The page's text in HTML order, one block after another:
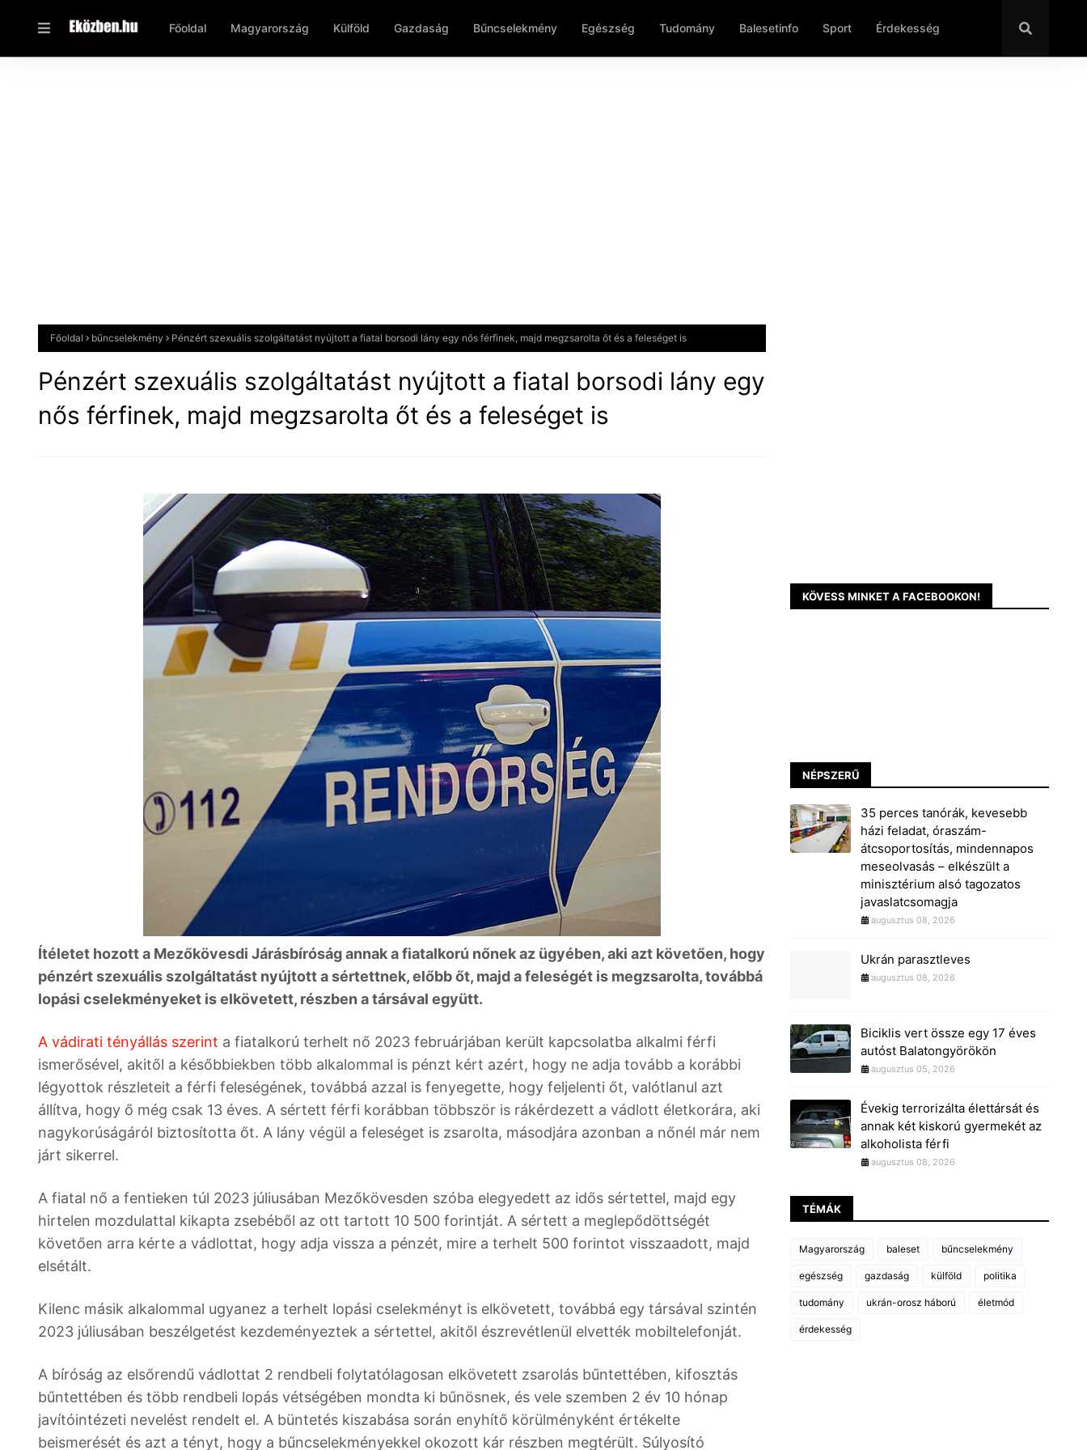
Főoldal Magyarország Külföld Gazdaság Bűncselekmény Egészség Tudomány Balesetinfo Sport Érdekesség
Főoldal bűncselekmény Pénzért szexuális szolgáltatást nyújtott a fiatal borsodi lány egy nős férfinek, majd megzsarolta őt és a feleséget is
Pénzért szexuális szolgáltatást nyújtott a fiatal borsodi lány egy
nős férfinek, majd megzsarolta őt és a feleséget is
Ítéletet hozott a Mezőkövesdi Járásbíróság annak a fiatalkorú nőnek az ügyében, aki azt követően, hogy
pénzért szexuális szolgáltatást nyújtott a sértettnek, előbb őt, majd a feleségét is megzsarolta, továbbá
lopási cselekményeket is elkövetett, részben a társával együtt.
A vádirati tényállás szerint a fiatalkorú terhelt nő 2023 februárjában került kapcsolatba alkalmi férfi
ismerősével, akitől a későbbiekben több alkalommal is pénzt kért azért, hogy ne adja tovább a korábbi
légyottok részleteit a férfi feleségének, továbbá azzal is fenyegette, hogy feljelenti őt, valótlanul azt
állítva, hogy ő még csak 13 éves. A sértett férfi korábban többször is rákérdezett a vádlott életkorára, aki
nagykorúságáról biztosította őt. A lány végül a feleséget is zsarolta, másodjára azonban a nőnél már nem
járt sikerrel.
A fiatal nő a fentieken túl 2023 júliusában Mezőkövesden szóba elegyedett az idős sértettel, majd egy
hirtelen mozdulattal kikapta zsebéből az ott tartott 10 500 forintját. A sértett a meglepődöttségét
követően arra kérte a vádlottat, hogy adja vissza a pénzét, mire a terhelt 500 forintot visszaadott, majd
elsétált.
Kilenc másik alkalommal ugyanez a terhelt lopási cselekményt is elkövetett, továbbá egy társával szintén
2023 júliusában beszélgetést kezdeményeztek a sértettel, akitől észrevétlenül elvették mobiltelefonját.
A bíróság az elsőrendű vádlottat 2 rendbeli folytatólagosan elkövetett zsarolás bűntettében, kifosztás
bűntettében és több rendbeli lopás vétségében mondta ki bűnösnek, és vele szemben 2 év 10 hónap
javítóintézeti nevelést rendelt el. A büntetés kiszabása során enyhítő körülményként értékelte
beismerését és azt a tényt, hogy a bűncselekményekkel okozott kár részben megtérült. Súlyosító
KÖVESS MINKET A FACEBOOKON!
NÉPSZERŰ
35 perces tanórák, kevesebb
házi feladat, óraszám-
átcsoportosítás, mindennapos
meseolvasás – elkészült a
minisztérium alsó tagozatos
javaslatcsomagja
augusztus 08, 2026
Ukrán parasztleves
augusztus 08, 2026
Biciklis vert össze egy 17 éves
autóst Balatongyörökön
augusztus 05, 2026
Évekig terrorizálta élettársát és
annak két kiskorú gyermekét az
alkoholista férfi
augusztus 08, 2026
TÉMÁK
Magyarország baleset bűncselekmény
egészség gazdaság külföld politika
tudomány ukrán-orosz háború életmód
érdekesség